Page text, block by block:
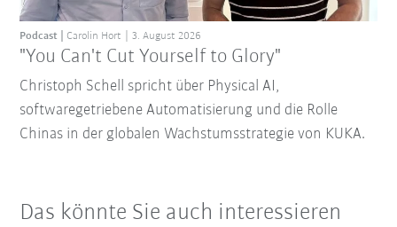
"You Can't Cut Yourself to Glory"
Podcast Carolin Hort 3. August 2026
Christoph Schell spricht über Physical AI,
softwaregetriebene Automatisierung und die Rolle
Chinas in der globalen Wachstumsstrategie von KUKA.
Das könnte Sie auch interessieren